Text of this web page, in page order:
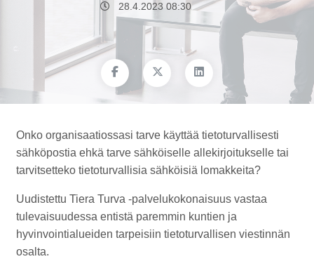
28.4.2023 08:30
Onko organisaatiossasi tarve käyttää tietoturvallisesti
sähköpostia ehkä tarve sähköiselle allekirjoitukselle tai
tarvitsetteko tietoturvallisia sähköisiä lomakkeita?
Uudistettu Tiera Turva -palvelukokonaisuus vastaa
tulevaisuudessa entistä paremmin kuntien ja
hyvinvointialueiden tarpeisiin tietoturvallisen viestinnän
osalta.